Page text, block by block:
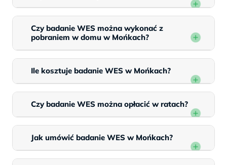
Czy badanie WES można wykonać z
pobraniem w domu w Mońkach?
Ile kosztuje badanie WES w Mońkach?
Czy badanie WES można opłacić w ratach?
Jak umówić badanie WES w Mońkach?